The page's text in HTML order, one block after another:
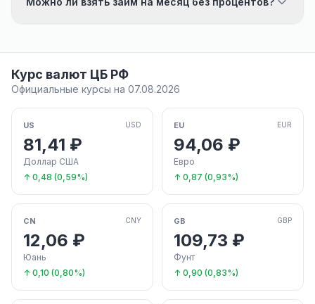
Курс валют ЦБ РФ
Официальные курсы на 07.08.2026
US USD
81,41 ₽
Доллар США
↑ 0,48 (0,59%)
EU EUR
94,06 ₽
Евро
↑ 0,87 (0,93%)
CN CNY
12,06 ₽
Юань
↑ 0,10 (0,80%)
GB GBP
109,73 ₽
Фунт
↑ 0,90 (0,83%)